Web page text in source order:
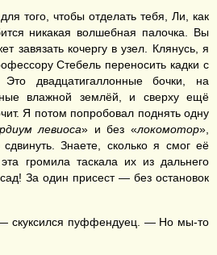
того, чтобы отделать тебя, Ли, как
никакая волшебная палочка. Вы
завязать кочергу в узел. Клянусь, я
Стебель переносить кадки с
Это двадцатигаллонные бочки, на
влажной землёй, и сверху ещё
Я потом попробовал поднять одну
левиоса» и без «локомотор»,
Знаете, сколько я смог её
громила таскала их из дальнего
За один присест — без остановок
скуксился пуффендуец. — Но мы-то